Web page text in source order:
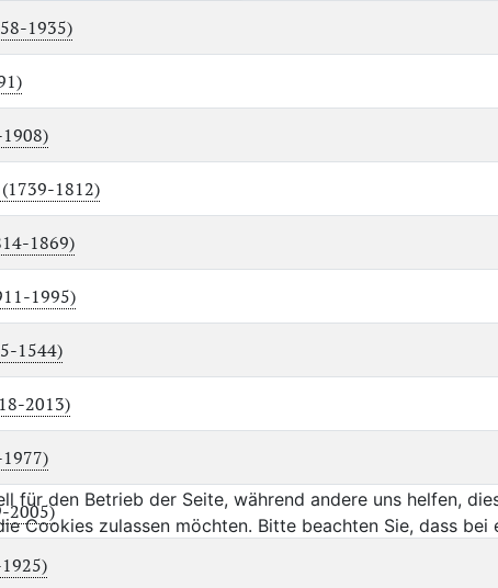
1935)
1812)
1869)
1995)
1544)
2013)
2005)
für den Betrieb der Seite, während andere uns helfen,
Cookies zulassen möchten. Bitte beachten Sie, dass